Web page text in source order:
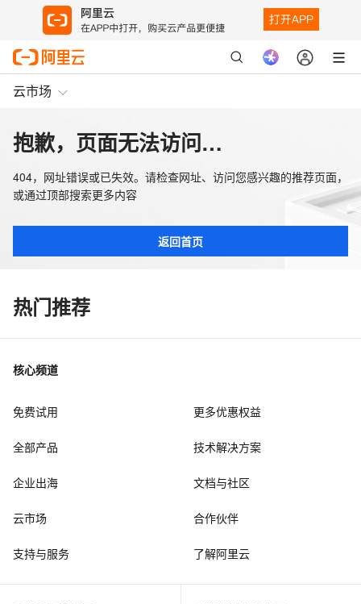
云市场
抱歉，页面无法访问…
404，网址错误或已失效。请检查网址、访问您感兴趣的推荐页面，
或通过顶部搜索更多内容
返回首页
热门推荐
核心频道
免费试用 更多优惠权益
全部产品 技术解决方案
企业出海 文档与社区
云市场 合作伙伴
支持与服务 了解阿里云